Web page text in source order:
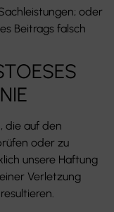
oder
Beitrags falsch
die auf den
oder zu
unsere Haftung
Verletzung